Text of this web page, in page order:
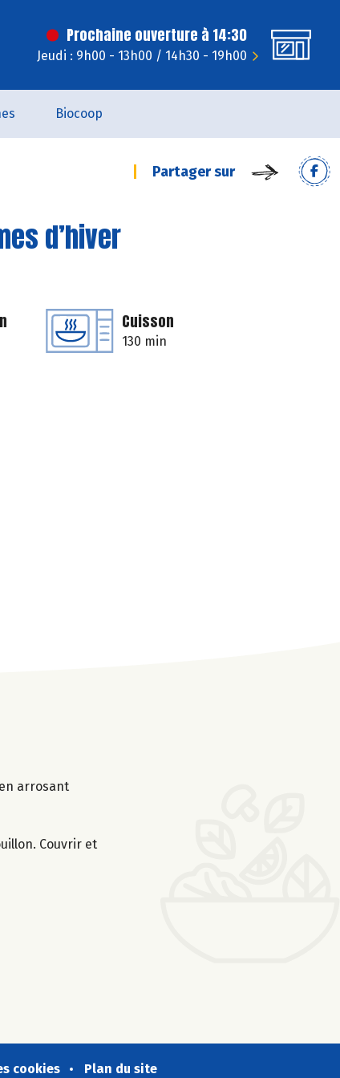
Prochaine ouverture à 14:30
Jeudi : 9h00 - 13h00 / 14h30 - 19h00
Biocoop
Partager sur
d’hiver
Cuisson
130 min
arrosant
Couvrir et
cookies Plan du site